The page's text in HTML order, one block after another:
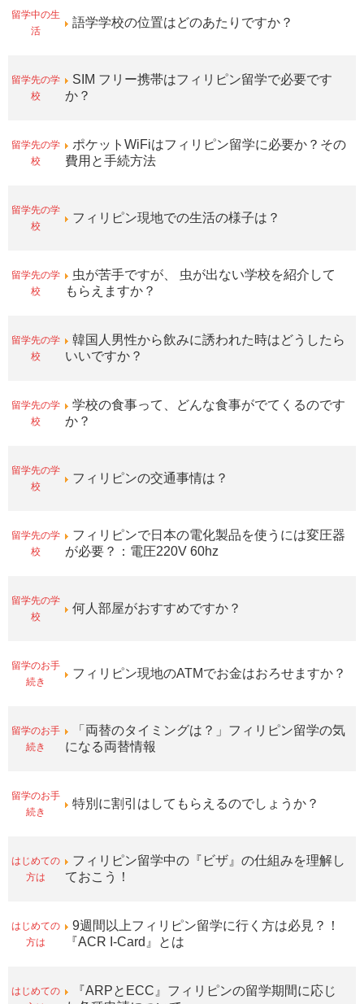
留学中の生
活
語学学校の位置はどのあたりですか？
留学先の学
校
SIM フリー携帯はフィリピン留学で必要です
か？
留学先の学
校
ポケットWiFiはフィリピン留学に必要か？その
費用と手続方法
留学先の学
校
フィリピン現地での生活の様子は？
留学先の学
校
虫が苦手ですが、 虫が出ない学校を紹介して
もらえますか？
留学先の学
校
韓国人男性から飲みに誘われた時はどうしたら
いいですか？
留学先の学
校
学校の食事って、どんな食事がでてくるのです
か？
留学先の学
校
フィリピンの交通事情は？
留学先の学
校
フィリピンで日本の電化製品を使うには変圧器
が必要？：電圧220V 60hz
留学先の学
校
何人部屋がおすすめですか？
留学のお手
続き
フィリピン現地のATMでお金はおろせますか？
留学のお手
続き
「両替のタイミングは？」フィリピン留学の気
になる両替情報
留学のお手
続き
特別に割引はしてもらえるのでしょうか？
はじめての
方は
フィリピン留学中の『ビザ』の仕組みを理解し
ておこう！
はじめての
方は
9週間以上フィリピン留学に行く方は必見？！
『ACR I-Card』とは
はじめての
『ARPとECC』フィリピンの留学期間に応じ